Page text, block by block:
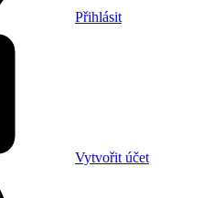
Přihlásit
Vytvořit účet